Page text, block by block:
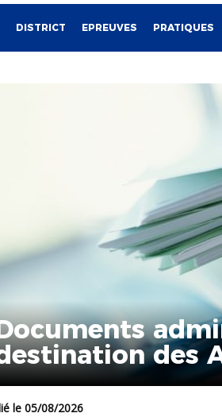
DISTRICT EPREUVES PRATIQUES
des
le 05/08/2026